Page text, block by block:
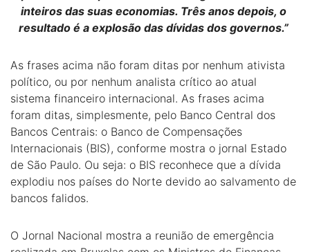
inteiros das suas economias. Três anos depois, o
resultado é a explosão das dívidas dos governos.”
As frases acima não foram ditas por nenhum ativista
político, ou por nenhum analista crítico ao atual
sistema financeiro internacional. As frases acima
foram ditas, simplesmente, pelo Banco Central dos
Bancos Centrais: o Banco de Compensações
Internacionais (BIS), conforme mostra o jornal Estado
de São Paulo. Ou seja: o BIS reconhece que a dívida
explodiu nos países do Norte devido ao salvamento de
bancos falidos.
O Jornal Nacional mostra a reunião de emergência